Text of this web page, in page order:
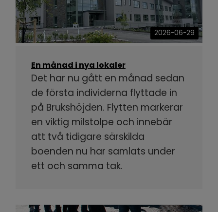
2026-06-29
En månad i nya lokaler
Det har nu gått en månad sedan
de första individerna flyttade in
på Brukshöjden. Flytten markerar
en viktig milstolpe och innebär
att två tidigare särskilda
boenden nu har samlats under
ett och samma tak.